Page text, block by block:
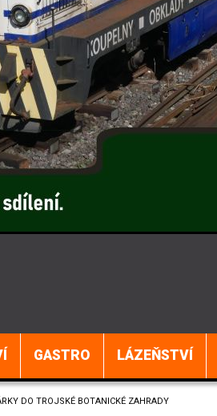
GASTRO LÁZEŇSTVÍ
DO TROJSKÉ BOTANICKÉ ZAHRADY